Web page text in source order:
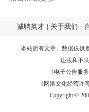
诚聘英才 关于我们
本站所有文章、数据仅供
违法和不
《电子公告服务
《网络文化经营许
Copyright ©